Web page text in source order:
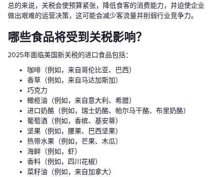
总的来说，关税会使预算紧张，降低食客的消费能力，并迫使企业
做出艰难的运营决策，这可能会减少客流量并削弱行业竞争力。
哪些食品将受到关税影响？
2025年面临美国新关税的进口食品包括：
咖啡（例如，来自哥伦比亚、巴西）
香草（例如，来自马达加斯加）
巧克力
橄榄油（例如，来自意大利、希腊）
进口奶酪（例如，瑞士奶酪、帕尔马干酪、布里奶酪）
葡萄酒（例如，香槟、基安蒂）
坚果（例如，腰果、巴西坚果）
热带水果（例如，芒果、木瓜）
海鲜（例如，虾）
香料（例如，四川花椒）
菜籽油（例如，来自加拿大）